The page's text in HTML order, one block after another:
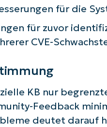
für die
für zuvor
CVE-
KB nur
Feedback
deutet darauf